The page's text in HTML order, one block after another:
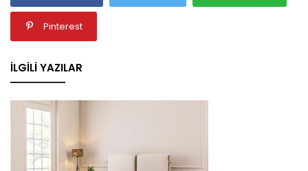
Pinterest
İLGILI YAZILAR